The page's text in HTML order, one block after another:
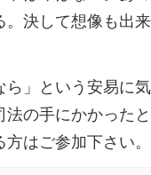
決して想像も出
」という安易に
法の手にかかった
はご参加下さい。